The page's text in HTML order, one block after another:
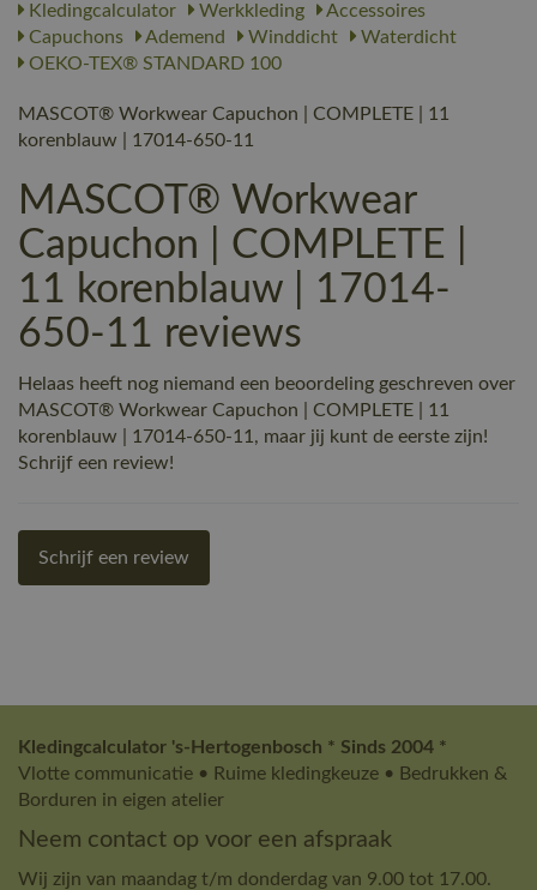
Kledingcalculator
Werkkleding
Accessoires
Capuchons
Ademend Winddicht
Waterdicht
OEKO-TEX® STANDARD 100
MASCOT® Workwear Capuchon | COMPLETE | 11
korenblauw | 17014-650-11
MASCOT® Workwear
Capuchon | COMPLETE |
11 korenblauw | 17014-
650-11 reviews
Helaas heeft nog niemand een beoordeling geschreven over
MASCOT® Workwear Capuchon | COMPLETE | 11
korenblauw | 17014-650-11, maar jij kunt de eerste zijn!
Schrijf een review!
Schrijf een review
Kledingcalculator 's-Hertogenbosch * Sinds 2004 *
Vlotte communicatie • Ruime kledingkeuze • Bedrukken &
Borduren in eigen atelier
Neem contact op voor een afspraak
Wij zijn van maandag t/m donderdag van 9.00 tot 17.00.